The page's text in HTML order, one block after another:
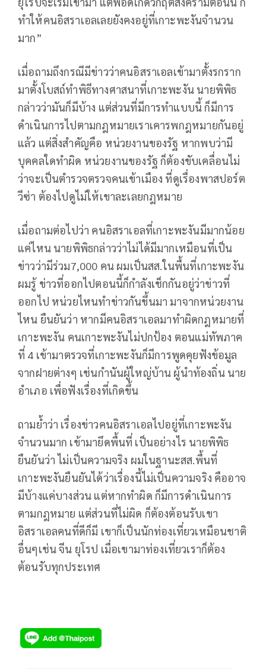
ทำให้คนอิสราเอลเลยยังคงอยู่ที่เกาะพะงันจำนวน
มาก”
เมื่อถามถึงกรณีมีข่าวว่าคนอิสราเอลเข้ามาตั้งรกราก
มาตั้งโบสถ์ทำพิธีทางศาสนาที่เกาะพะงัน นายพิพิธ
กล่าวว่ามันก็มีบ้าง แต่ส่วนที่มีการทำแบบนี้ ก็มีการ
ดำเนินการไปตามกฎหมายเราเคารพกฎหมายกันอยู่
แล้ว แต่สิ่งสำคัญคือ หน่วยงานของรัฐ หากพบว่ามี
บุคคลใดทำผิด หน่วยงานของรัฐ ก็ต้องขับเคลื่อนไม่
ว่าจะเป็นตำรวจตรวจคนเข้าเมือง ที่ดูเรื่องพาสปอร์ต
วีซ่า ต้องไปดูไม่ให้เขาละเลยกฎหมาย
เมื่อถามต่อไปว่า คนอิสราเอลที่เกาะพะงันมีมากน้อย
แค่ไหน นายพิพิธกล่าวว่าไม่ได้มีมากเหมือนที่เป็น
ข่าวว่ามีร่วม7,000 คน ผมเป็นสส.ในพื้นที่เกาะพะงัน
ผมรู้ ข่าวที่ออกไปตอนนี้ก็กำลังเช็กกันอยู่ว่าข่าวที่
ออกไป หน่วยไหนทำข่าวกันขึ้นมา มาจากหน่วยงาน
ไหน ยืนยันว่า หากมีคนอิสราเอลมาทำผิดกฎหมายที่
เกาะพะงัน คนเกาะพะงันไม่ปกป้อง ตอนแม่ทัพภาค
ที่ 4 เข้ามาตรวจที่เกาะพะงันก็มีการพูดคุยฟังข้อมูล
จากฝายต่างๆ เช่นกำนันผู้ใหญ่บ้าน ผู้นำท้องถิ่น นาย
อำเภอ เพื่อฟังเรื่องที่เกิดขึ้น
ถามย้ำว่า เรื่องข่าวคนอิสราเอลไปอยู่ที่เกาะพะงัน
จำนวนมาก เข้ามายึดพื้นที่ เป็นอย่างไร นายพิพิธ
ยืนยันว่า ไม่เป็นความจริง ผมในฐานะสส.พื้นที่
เกาะพะงันยืนยันได้ว่าเรื่องนี้ไม่เป็นความจริง คืออาจ
มีบ้างแค่บางส่วน แต่หากทำผิด ก็มีการดำเนินการ
ตามกฎหมาย แต่ส่วนที่ไม่ผิด ก็ต้องต้อนรับเขา
อิสราเอลคนที่ดีก็มี เขาก็เป็นนักท่องเที่ยวเหมือนชาติ
อื่นๆเช่น จีน ยุโรป เมื่อเขามาท่องเที่ยวเราก็ต้อง
ต้อนรับทุกประเทศ